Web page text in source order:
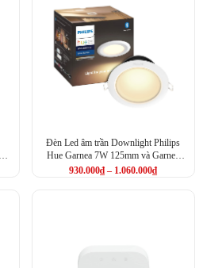
Đèn Led âm trần Downlight Philips
Hue Garnea 7W 125mm và Garnea
10.5W 150mm
930.000₫ – 1.060.000₫